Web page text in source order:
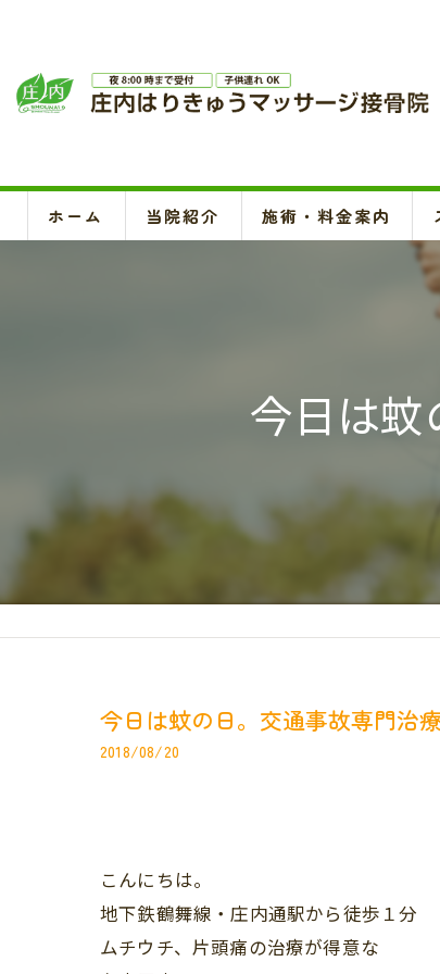
ホーム 当院紹介 施術・料金案内
今日は
今日は蚊の日。交通事故専門治
2018/08/20
こんにちは。
地下鉄鶴舞線・庄内通駅から徒歩１分
ムチウチ、片頭痛の治療が得意な